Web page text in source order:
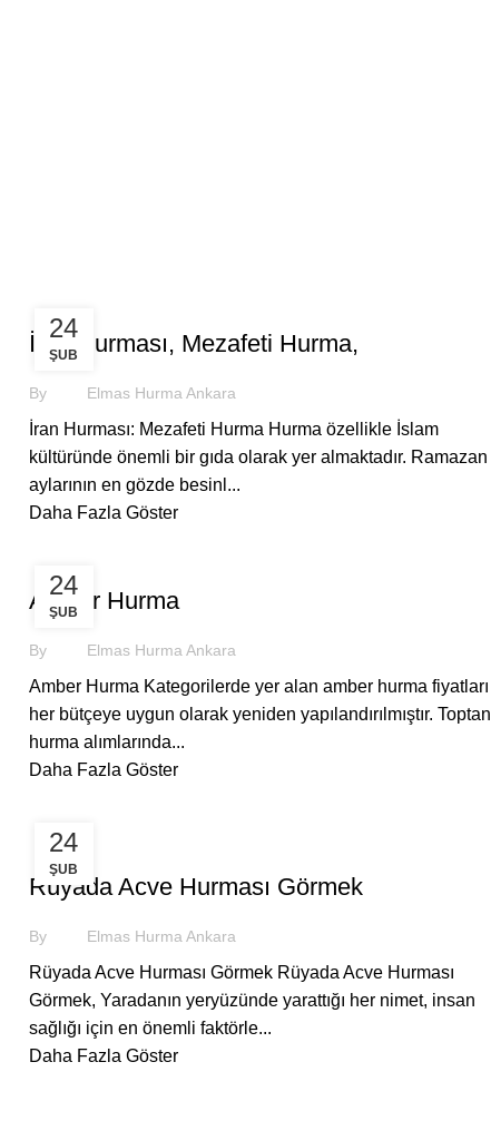
24
ŞUB
İran Hurması, Mezafeti Hurma,
By Elmas Hurma Ankara
İran Hurması: Mezafeti Hurma Hurma özellikle İslam
kültüründe önemli bir gıda olarak yer almaktadır. Ramazan
aylarının en gözde besinl...
Daha Fazla Göster
24
ŞUB
Amber Hurma
By Elmas Hurma Ankara
Amber Hurma Kategorilerde yer alan amber hurma fiyatları
her bütçeye uygun olarak yeniden yapılandırılmıştır. Toptan
hurma alımlarında...
Daha Fazla Göster
24
ŞUB
HURMA
Rüyada Acve Hurması Görmek
By Elmas Hurma Ankara
Rüyada Acve Hurması Görmek Rüyada Acve Hurması
Görmek, Yaradanın yeryüzünde yarattığı her nimet, insan
sağlığı için en önemli faktörle...
Daha Fazla Göster